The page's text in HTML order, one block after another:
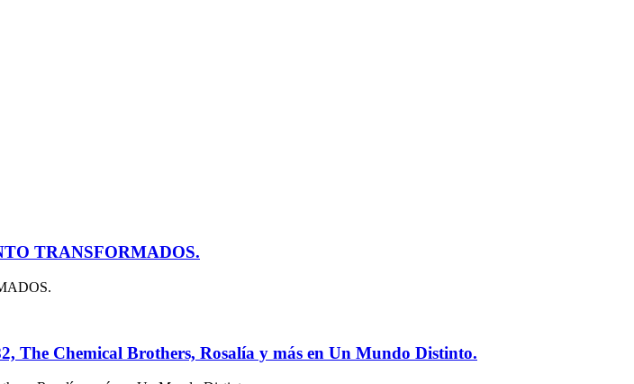
TRANSFORMADOS.
The Chemical Brothers, Rosalía y más en Un Mundo Distinto.